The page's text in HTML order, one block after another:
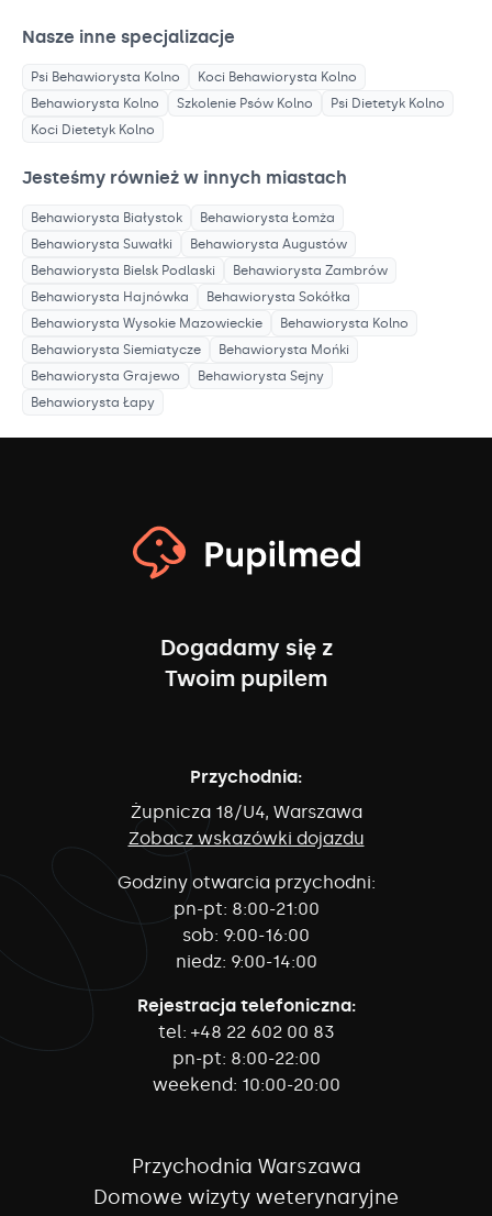
Nasze inne specjalizacje
Psi Behawiorysta Kolno Koci Behawiorysta Kolno
Behawiorysta Kolno Szkolenie Psów Kolno Psi Dietetyk Kolno
Koci Dietetyk Kolno
Jesteśmy również w innych miastach
Behawiorysta Białystok Behawiorysta Łomża
Behawiorysta Suwałki Behawiorysta Augustów
Behawiorysta Bielsk Podlaski Behawiorysta Zambrów
Behawiorysta Hajnówka Behawiorysta Sokółka
Behawiorysta Wysokie Mazowieckie Behawiorysta Kolno
Behawiorysta Siemiatycze Behawiorysta Mońki
Behawiorysta Grajewo Behawiorysta Sejny
Behawiorysta Łapy
Dogadamy się z
Twoim pupilem
Przychodnia:
Żupnicza 18/U4, Warszawa
Zobacz wskazówki dojazdu
Godziny otwarcia przychodni:
pn-pt: 8:00-21:00
sob: 9:00-16:00
niedz: 9:00-14:00
Rejestracja telefoniczna:
tel: +48 22 602 00 83
pn-pt: 8:00-22:00
weekend: 10:00-20:00
Przychodnia Warszawa
Domowe wizyty weterynaryjne